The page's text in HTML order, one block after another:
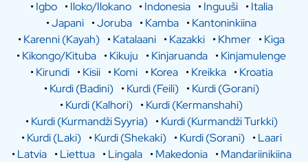
•Igbo •Iloko/Ilokano •Indonesia •Inguuši •Italia
•Japani •Joruba •Kamba •Kantoninkiina
•Karenni (Kayah) •Katalaani •Kazakki •Khmer •Kiga
•Kikongo/Kituba •Kikuju •Kinjaruanda •Kinjamulenge
•Kirundi •Kisii •Komi •Korea •Kreikka •Kroatia
•Kurdi (Badini) •Kurdi (Feili) •Kurdi (Gorani)
•Kurdi (Kalhori) •Kurdi (Kermanshahi)
•Kurdi (Kurmandži Syyria) •Kurdi (Kurmandži Turkki)
•Kurdi (Laki) •Kurdi (Shekaki) •Kurdi (Sorani) •Laari
•Latvia •Liettua •Lingala •Makedonia •Mandariinikiina